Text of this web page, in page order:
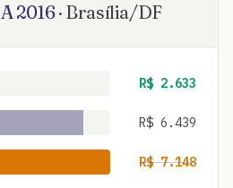
2016· Brasília/DF
R$ 2.633
R$ 6.439
R$7.148